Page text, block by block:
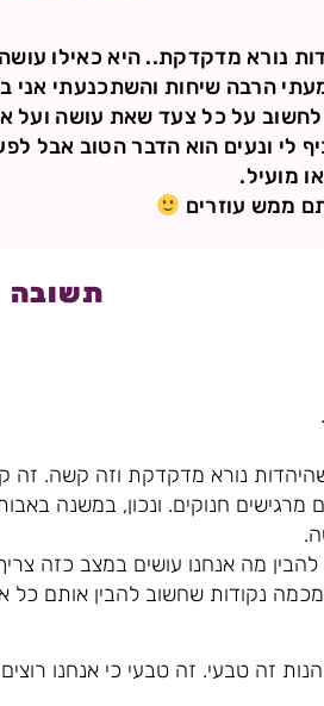
נורא מדקדקת.. היא כאילו עושה
הרבה שיחות והשתכנעתי
על כל צעד שאת עושה ועל
לי ונעים הוא הדבר הטוב אבל
מועיל.
ממש עוזרים
תשובה
נורא מדקדקת וזה קשה. זה
חנוקים. ונכון, במשנה
מה אנחנו עושים במצב כזה
נקודות שחשוב להבין אותם
זה טבעי. זה טבעי כי אנחנו רוצים